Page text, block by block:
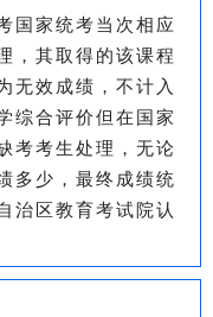
国家统考当次相应
，其取得的该课程
无效成绩，不计入
综合评价但在国家
考考生处理，无论
多少，最终成绩统
治区教育考试院认